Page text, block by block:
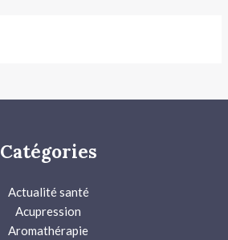
Catégories
Actualité santé
Acupression
Aromathérapie